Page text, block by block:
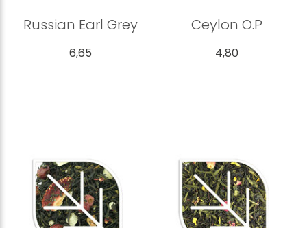
Russian Earl Grey
6,65
Ceylon O.P
4,80